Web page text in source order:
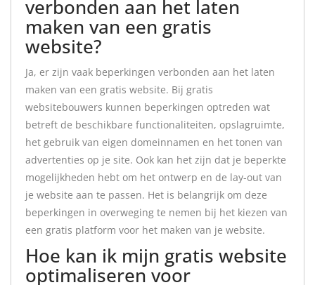
verbonden aan het laten
maken van een gratis
website?
Ja, er zijn vaak beperkingen verbonden aan het laten
maken van een gratis website. Bij gratis
websitebouwers kunnen beperkingen optreden wat
betreft de beschikbare functionaliteiten, opslagruimte,
het gebruik van eigen domeinnamen en het tonen van
advertenties op je site. Ook kan het zijn dat je beperkte
mogelijkheden hebt om het ontwerp en de lay-out van
je website aan te passen. Het is belangrijk om deze
beperkingen in overweging te nemen bij het kiezen van
een gratis platform voor het maken van je website.
Hoe kan ik mijn gratis website
optimaliseren voor